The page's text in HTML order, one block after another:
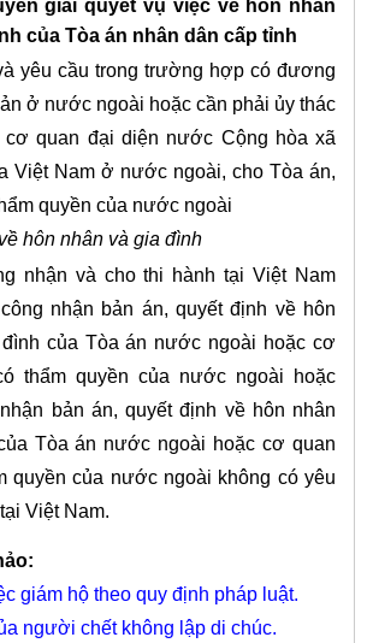
giải quyết vụ việc về hôn nhân
của Tòa án nhân dân cấp tỉnh
yêu cầu trong trường hợp có đương
ở nước ngoài hoặc cần phải ủy thác
quan đại diện nước Cộng hòa xã
Việt Nam ở nước ngoài, cho Tòa án,
quyền của nước ngoài
hôn nhân và gia đình
nhận và cho thi hành tại Việt Nam
nhận bản án, quyết định về hôn
của Tòa án nước ngoài hoặc cơ
thẩm quyền của nước ngoài hoặc
bản án, quyết định về hôn nhân
Tòa án nước ngoài hoặc cơ quan
quyền của nước ngoài không có yêu
Việt Nam.
giám hộ theo quy định pháp luật.
người chết không lập di chúc.